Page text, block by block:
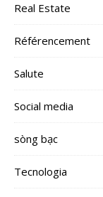
Real Estate
Référencement
Salute
Social media
sòng bạc
Tecnologia